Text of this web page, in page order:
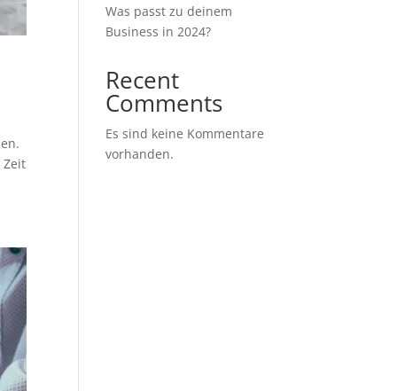
Zeit
Was passt zu deinem
Business in 2024?
Recent
Comments
Es sind keine Kommentare
vorhanden.